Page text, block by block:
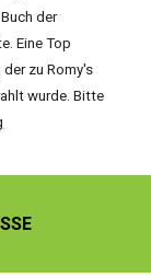
der
Eine Top
zu Romy's
wurde. Bitte